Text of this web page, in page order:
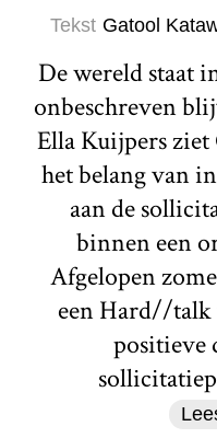
Tekst Gatool
De wereld staat
onbeschreven
Ella Kuijpers
het belang van
aan de
binnen een
Afgelopen
een Hard//
positieve